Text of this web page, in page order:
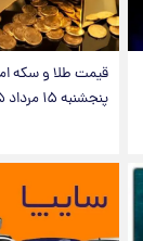
قیمت طلا و سکه
پنجشنبه ۱۵ مرداد ۱۴۰۵